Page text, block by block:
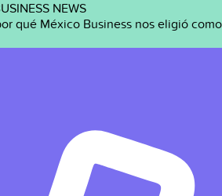
NEWS
qué México Business nos eligió